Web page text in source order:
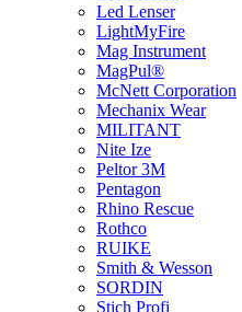
Led Lenser
LightMyFire
Mag Instrument
MagPul®
McNett Corporation
Mechanix Wear
MILITANT
Nite Ize
Peltor 3M
Pentagon
Rhino Rescue
Rothco
RUIKE
Smith & Wesson
SORDIN
Stich Profi